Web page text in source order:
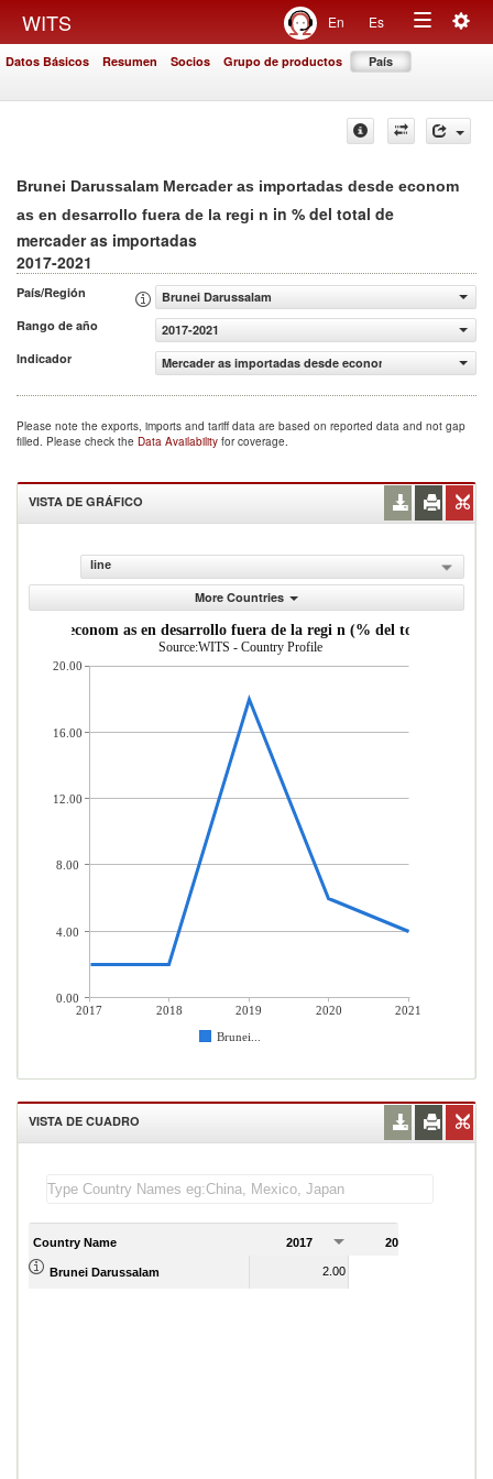
WITS En Es
Toggle
Datos Básicos Resumen Socios Grupo de productos País
Brunei Darussalam Mercader as importadas desde econom
as en desarrollo fuera de la regi n in % del total de
mercader as importadas
2017-2021
País/Región
Brunei Darussalam
Rango de año
2017-2021
Indicador
Mercader as importadas desde econom as en
Please note the exports, imports and tariff data are based on reported data and not gap
filled. Please check the Data Availability for coverage.
VISTA DE GRÁFICO
line
More Countries
desde econom as en desarrollo fuera de la regi n (% del total de
Source:WITS - Country Profile
2017 2018 2019 2020
2021
Brunei...
20.00
16.00
12.00
8.00
4.00
0.00
VISTA DE CUADRO
Country Name 2017 2018
Brunei Darussalam 2.00